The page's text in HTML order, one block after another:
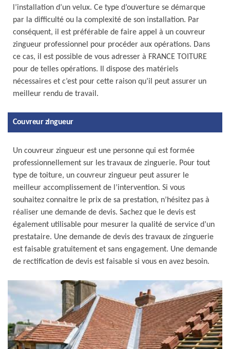
l’installation d’un velux. Ce type d’ouverture se démarque
par la difficulté ou la complexité de son installation. Par
conséquent, il est préférable de faire appel à un couvreur
zingueur professionnel pour procéder aux opérations. Dans
ce cas, il est possible de vous adresser à FRANCE TOITURE
pour de telles opérations. Il dispose des matériels
nécessaires et c’est pour cette raison qu’il peut assurer un
meilleur rendu de travail.
Couvreur zingueur
Un couvreur zingueur est une personne qui est formée
professionnellement sur les travaux de zinguerie. Pour tout
type de toiture, un couvreur zingueur peut assurer le
meilleur accomplissement de l’intervention. Si vous
souhaitez connaitre le prix de sa prestation, n’hésitez pas à
réaliser une demande de devis. Sachez que le devis est
également utilisable pour mesurer la qualité de service d’un
prestataire. Une demande de devis des travaux de zinguerie
est faisable gratuitement et sans engagement. Une demande
de rectification de devis est faisable si vous en avez besoin.